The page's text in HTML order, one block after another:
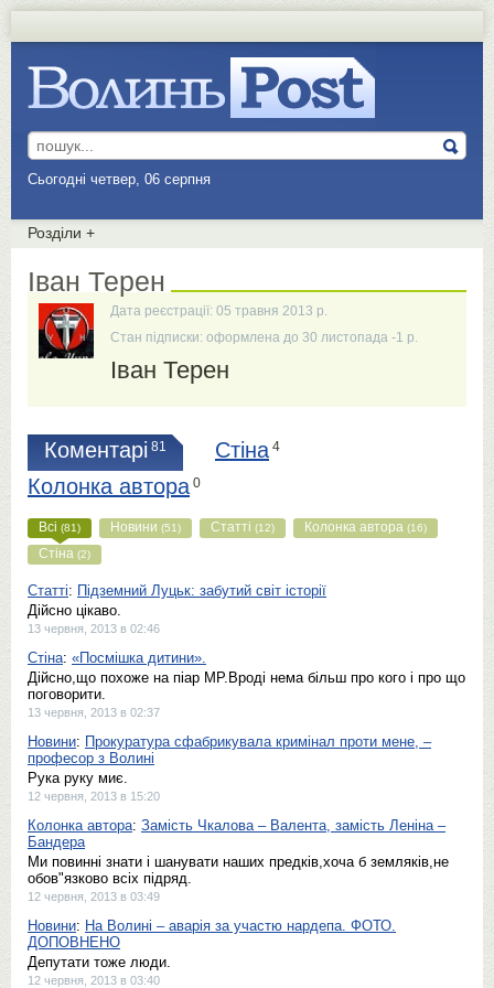
Сьогодні четвер, 06 серпня
Розділи +
Іван Терен
Дата реєстрації: 05 травня 2013 р.
Стан підписки: оформлена до 30 листопада -1 р.
Іван Терен
Коментарі 81 Стіна 4
Колонка автора 0
Всі (81) Новини (51) Статті (12) Колонка автора (16)
Стіна (2)
Статті: Підземний Луцьк: забутий світ історії
Дійсно цікаво.
13 червня, 2013 в 02:46
Стіна: «Посмішка дитини».
Дійсно,що похоже на піар МР.Вроді нема більш про кого і про що
поговорити.
13 червня, 2013 в 02:37
Новини: Прокуратура сфабрикувала кримінал проти мене, ‒
професор з Волині
Рука руку миє.
12 червня, 2013 в 15:20
Колонка автора: Замість Чкалова – Валента, замість Леніна –
Бандера
Ми повинні знати і шанувати наших предків,хоча б земляків,не
обов"язково всіх підряд.
12 червня, 2013 в 03:49
Новини: На Волині ‒ аварія за участю нардепа. ФОТО.
ДОПОВНЕНО
Депутати тоже люди.
12 червня, 2013 в 03:40